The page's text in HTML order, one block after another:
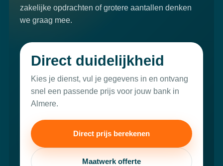
zakelijke opdrachten of grotere aantallen denken
we graag mee.
Direct duidelijkheid
Kies je dienst, vul je gegevens in en ontvang
snel een passende prijs voor jouw bank in
Almere.
Direct prijs berekenen
Maatwerk offerte